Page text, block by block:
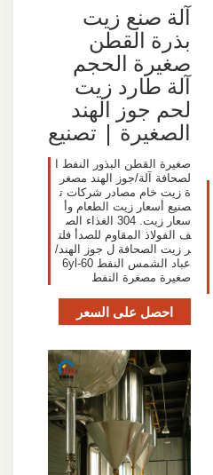
آلة صنع زيت
بذرة القطن
صغيرة الحجم
آلة طارد زيت
لحم جوز الهند
الصغيرة | تصنيع
صغيرة القطن البذور النفط ا
لصحافة آلة/جوز الهند مصغر
ة زيت خام مصادر شركات ت
صنيع أسعار زيت الطعام وأ
سعار زيت. 304 الغذاء الص
ف الفولاذ المقاوم للصدأ فلت
ر زيت الصحافة ل جوز الهند/
عباد الشمس النفط 6yl-60
صغيرة مصغرة النفط
احصل على السعر